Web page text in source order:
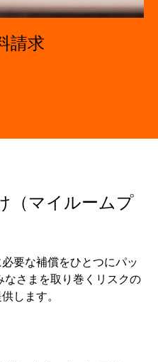
請求
（マイルームプ
要な補償をひとつにパッ
なさまを取り巻くリスクの
します。